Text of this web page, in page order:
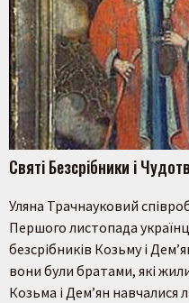
Святі Безсрібники і
Уляна Трачнауковий
Першого листопада
безсрібників Козьму і
вони були братами, які жили
Козьма і Дем’ян навчалися